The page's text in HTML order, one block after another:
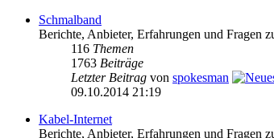
Schmalband
Berichte, Anbieter, Erfahrungen und Fragen
116 Themen
1763 Beiträge
Letzter Beitrag von spokesman
09.10.2014 21:19
Kabel-Internet
Berichte, Anbieter, Erfahrungen und Fragen